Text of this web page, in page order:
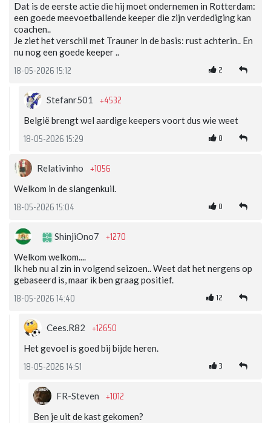
Dat is de eerste actie die hij moet ondernemen in Rotterdam:
een goede meevoetballende keeper die zijn verdediging kan
coachen..
Je ziet het verschil met Trauner in de basis: rust achterin.. En
nu nog een goede keeper ..
18-05-2026 15:12 2
Stefanr501 +4532
België brengt wel aardige keepers voort dus wie weet
18-05-2026 15:29 0
Relativinho +1056
Welkom in de slangenkuil.
18-05-2026 15:04 0
ShinjiOno7 +1270
Welkom welkom....
Ik heb nu al zin in volgend seizoen.. Weet dat het nergens op
gebaseerd is, maar ik ben graag positief.
18-05-2026 14:40 12
Cees.R82 +12650
Het gevoel is goed bij bijde heren.
18-05-2026 14:51 3
FR-Steven +1012
Ben je uit de kast gekomen?